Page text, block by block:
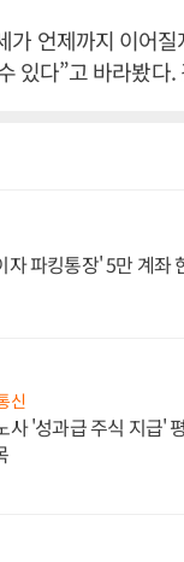
언제까지 이어
있다”고 바라봤다.
자 파킹통장' 5만 계좌
신
사 '성과급 주식 지급'